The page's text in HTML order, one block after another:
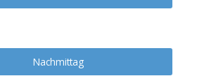
Nachmittag